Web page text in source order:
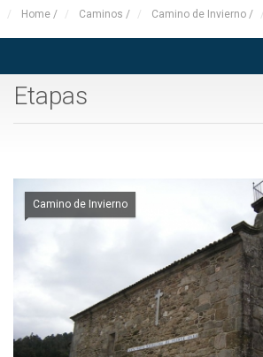
Home / Caminos / Camino de Invierno /
Etapas
Camino de Invierno